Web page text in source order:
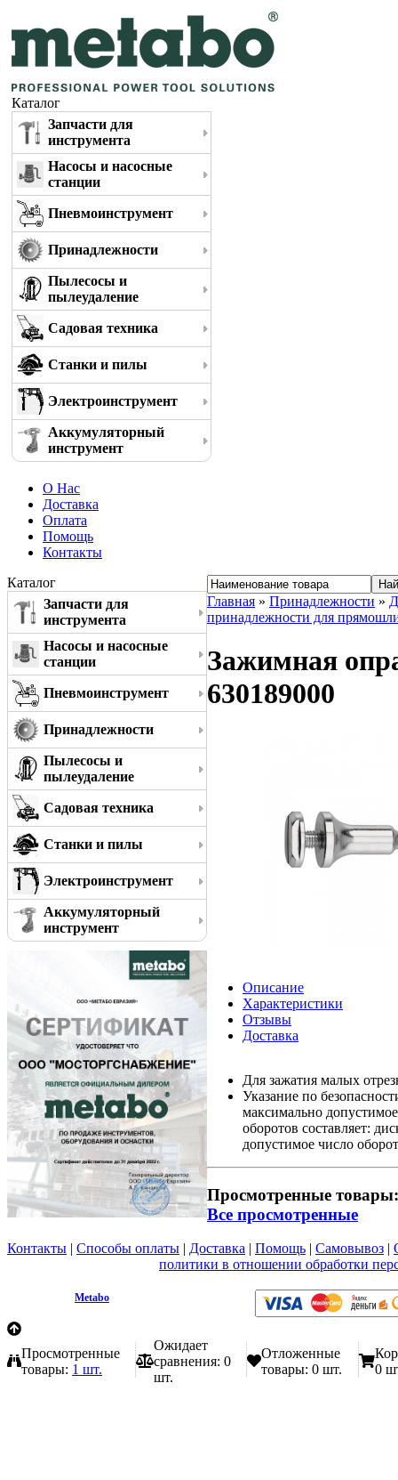
Каталог
Запчасти для
инструмента
Насосы и насосные
станции
Пневмоинструмент
Принадлежности
Пылесосы и
пылеудаление
Садовая техника
Станки и пилы
Электроинструмент
Аккумуляторный
инструмент
О Нас
Доставка
Оплата
Помощь
Контакты
Каталог
Запчасти для
инструмента
Насосы и насосные
станции
Пневмоинструмент
Принадлежности
Пылесосы и
пылеудаление
Садовая техника
Станки и пилы
Электроинструмент
Аккумуляторный
инструмент
Главная » Принадлежности »
принадлежности для
Зажимная
630189000
Описание
Характеристики
Отзывы
Доставка
Для зажатия малых
Указание по
максимально
оборотов составляет:
допустимое число
Просмотренные товары:
Все просмотренные
Контакты | Способы оплаты | Доставка | Помощь | Самовывоз |
политики в отношении обработки
Metabo
Просмотренные
товары: 1 шт.
Ожидает
сравнения: 0
шт.
Отложенные
товары: 0 шт.
0